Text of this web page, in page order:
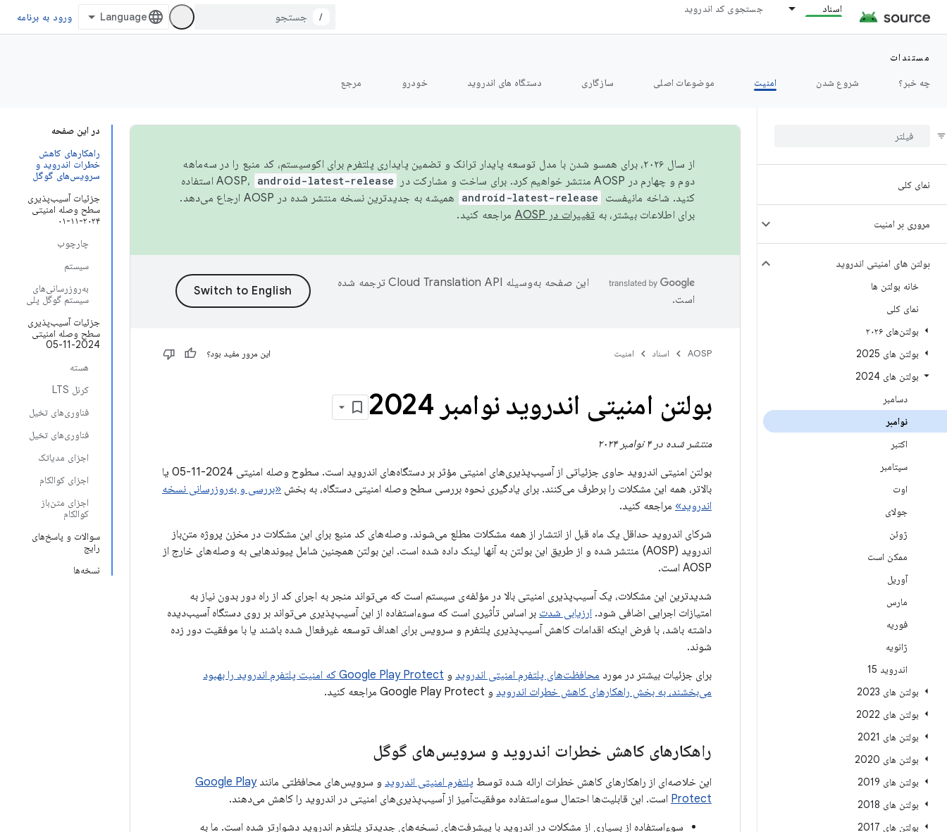
اسناد جستجوی کد اندروید
/ ورود به برنامه
مستندات
چه خبر؟
شروع شدن امنیت موضوعات اصلی سازگاری دستگاه های اندروید خودرو مرجع
نمای کلی
مروری بر امنیت
بولتن های امنیتی اندروید
خانه بولتن ها
نمای کلی
بولتن‌های ۲۰۲۶
بولتن های 2025
بولتن های 2024
دسامبر
نوامبر
اکتبر
سپتامبر
اوت
جولای
ژوئن
ممکن است
آوریل
مارس
فوریه
ژانویه
اندروید 15
بولتن های 2023
بولتن های 2022
بولتن های 2021
بولتن های 2020
بولتن های 2019
بولتن های 2018
بولتن های 2017
در این صفحه
راهکارهای کاهش
خطرات اندروید و
سرویس‌های گوگل
جزئیات آسیب‌پذیری
سطح وصله امنیتی
۲۰۲۴-۱۱-۰۱
چارچوب
سیستم
به‌روزرسانی‌های
سیستم گوگل پلی
جزئیات آسیب‌پذیری
سطح وصله امنیتی
2024-11-05
هسته
کرنل LTS
فناوری‌های تخیل
فناوری‌های تخیل
اجزای مدیاتک
اجزای کوالکام
اجزای متن‌باز
کوالکام
سوالات و پاسخ‌های
رایج
نسخه‌ها
از سال ۲۰۲۶، برای همسو شدن با مدل توسعه پایدار ترانک و تضمین پایداری پلتفرم برای اکوسیستم، کد منبع را در سه‌ماهه
دوم و چهارم در AOSP منتشر خواهیم کرد. برای ساخت و مشارکت در AOSP،
android-latest-release
استفاده
کنید. شاخه مانیفست
android-latest-release
همیشه به جدیدترین نسخه منتشر شده در AOSP ارجاع می‌دهد.
برای اطلاعات بیشتر، به تغییرات در AOSP مراجعه کنید.
این صفحه به‌وسیله
ترجمه شده
است.
AOSP اسناد امنیت این مرور مفید بود؟
بولتن امنیتی اندروید نوامبر 2024
منتشر شده در ۴ نوامبر ۲۰۲۴
بولتن امنیتی اندروید حاوی جزئیاتی از آسیب‌پذیری‌های امنیتی مؤثر بر دستگاه‌های اندروید است. سطوح وصله امنیتی 2024-11-05 یا
بالاتر، همه این مشکلات را برطرف می‌کنند. برای یادگیری نحوه بررسی سطح وصله امنیتی دستگاه، به بخش «بررسی و به‌روزرسانی نسخه
اندروید» مراجعه کنید.
شرکای اندروید حداقل یک ماه قبل از انتشار از همه مشکلات مطلع می‌شوند. وصله‌های کد منبع برای این مشکلات در مخزن پروژه متن‌باز
اندروید (AOSP) منتشر شده و از طریق این بولتن به آنها لینک داده شده است. این بولتن همچنین شامل پیوندهایی به وصله‌های خارج از
AOSP است.
شدیدترین این مشکلات، یک آسیب‌پذیری امنیتی بالا در مؤلفه‌ی سیستم است که می‌تواند منجر به اجرای کد از راه دور بدون نیاز به
امتیازات اجرایی اضافی شود. ارزیابی شدت بر اساس تأثیری است که سوءاستفاده از این آسیب‌پذیری می‌تواند بر روی دستگاه آسیب‌دیده
داشته باشد، با فرض اینکه اقدامات کاهش آسیب‌پذیری پلتفرم و سرویس برای اهداف توسعه غیرفعال شده باشند یا با موفقیت دور زده
شوند.
برای جزئیات بیشتر در مورد محافظت‌های پلتفرم امنیتی اندروید و
Google Play Protect که امنیت پلتفرم اندروید را بهبود
می‌بخشند، به بخش راهکارهای کاهش خطرات اندروید و Google Play Protect مراجعه کنید.
راهکارهای کاهش خطرات اندروید و سرویس‌های گوگل
این خلاصه‌ای از راهکارهای کاهش خطرات ارائه شده توسط پلتفرم امنیتی اندروید و سرویس‌های محافظتی مانندGoogle Play
Protect است. این قابلیت‌ها احتمال سوءاستفاده موفقیت‌آمیز از آسیب‌پذیری‌های امنیتی در اندروید را کاهش می‌دهند.
سوءاستفاده از بسیاری از مشکلات در اندروید با پیشرفت‌های نسخه‌های جدیدتر پلتفرم اندروید دشوارتر شده است. ما به